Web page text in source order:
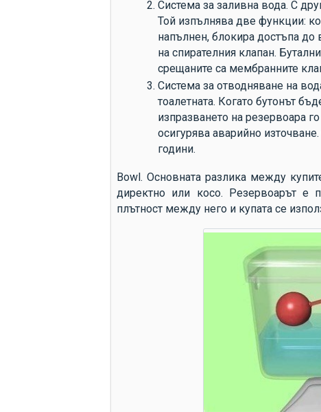
Система за заливна вода. С
Той изпълнява две функции:
напълнен, блокира достъпа
на спирателния клапан.
срещаните са мембранните
Система за отводняване на
тоалетната. Когато бутонът
изпразването на резервоара
осигурява аварийно
години.
Bowl. Основната разлика между
директно или косо. Резервоарът е
плътност между него и купата се